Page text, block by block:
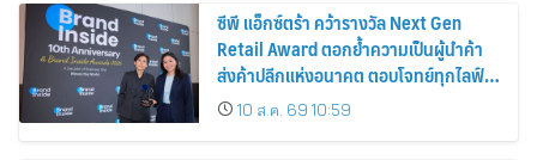
ซีพี แอ็กซ์ตร้า คว้ารางวัล Next Gen
Retail Award ตอกย้ำความเป็นผู้นำค้า
ส่งค้าปลีกแห่งอนาคต ตอบโจทย์ทุกไลฟ์
สไตล์ผู้บริโภค
10 ส.ค. 69 10:59